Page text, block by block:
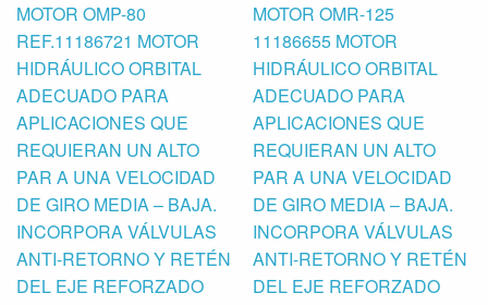
MOTOR OMP-80
REF.11186721 MOTOR
HIDRÁULICO ORBITAL
ADECUADO PARA
APLICACIONES QUE
REQUIERAN UN ALTO
PAR A UNA VELOCIDAD
DE GIRO MEDIA – BAJA.
INCORPORA VÁLVULAS
ANTI-RETORNO Y RETÉN
DEL EJE REFORZADO
MOTOR OMR-125
11186655 MOTOR
HIDRÁULICO ORBITAL
ADECUADO PARA
APLICACIONES QUE
REQUIERAN UN ALTO
PAR A UNA VELOCIDAD
DE GIRO MEDIA – BAJA.
INCORPORA VÁLVULAS
ANTI-RETORNO Y RETÉN
DEL EJE REFORZADO